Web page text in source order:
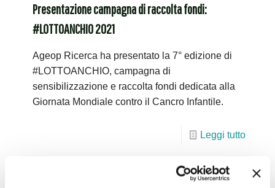
Presentazione campagna di raccolta fondi:
#LOTTOANCHIO 2021
Ageop Ricerca ha presentato la 7° edizione di
#LOTTOANCHIO, campagna di
sensibilizzazione e raccolta fondi dedicata alla
Giornata Mondiale contro il Cancro Infantile.
Leggi tutto